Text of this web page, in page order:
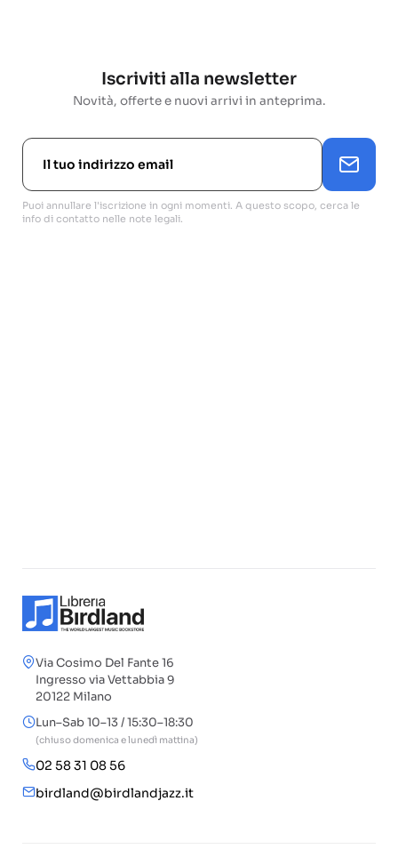
Iscriviti alla newsletter
Novità, offerte e nuovi arrivi in anteprima.
Puoi annullare l'iscrizione in ogni momenti. A questo scopo, cerca le
info di contatto nelle note legali.
Via Cosimo Del Fante 16
Ingresso via Vettabbia 9
20122 Milano
Lun–Sab 10–13 / 15:30–18:30
(chiuso domenica e lunedì mattina)
02 58 31 08 56
birdland@birdlandjazz.it